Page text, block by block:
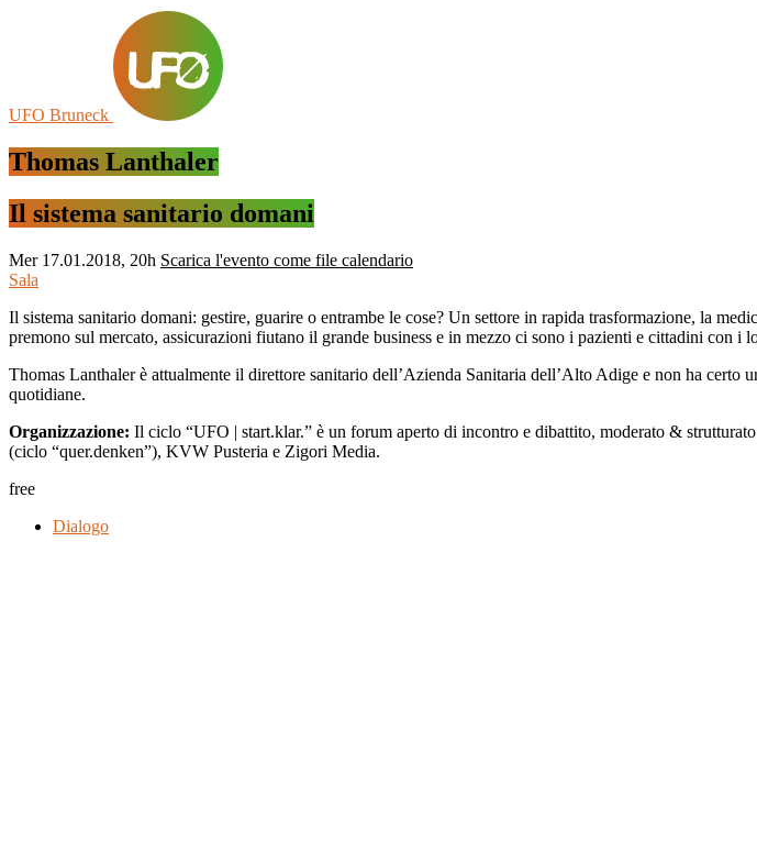
UFO Bruneck
Thomas Lanthaler
Il sistema sanitario domani
Mer17.01.2018, 20h Scarica l'evento come file calendario
Sala
Il sistema sanitario domani: gestire, guarire o entrambe le cose? Un settore in rapida trasformazione, la
premono sul mercato, assicurazioni fiutano il grande business e in mezzo ci sono i pazienti e cittadini con i
Thomas Lanthaler è attualmente il direttore sanitario dell’Azienda Sanitaria dell’Alto Adige e non ha
quotidiane.
Organizzazione: Il ciclo “UFO | start.klar.” è un forum aperto di incontro e dibattito, moderato &
(ciclo “quer.denken”), KVW Pusteria e Zigori Media.
free
Dialogo